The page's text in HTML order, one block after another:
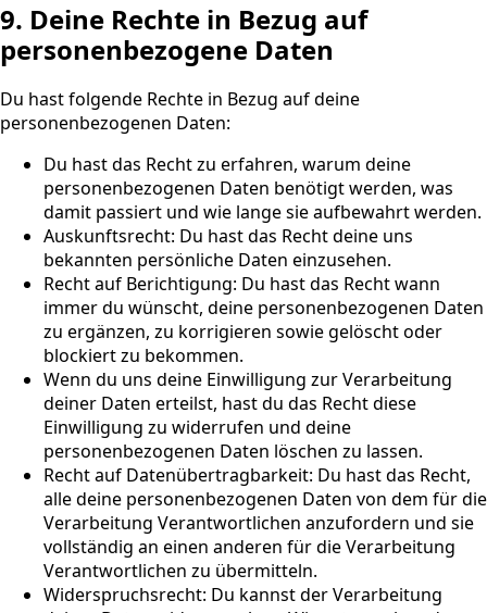
9. Deine Rechte in Bezug auf
personenbezogene Daten
Du hast folgende Rechte in Bezug auf deine
personenbezogenen Daten:
Du hast das Recht zu erfahren, warum deine
personenbezogenen Daten benötigt werden, was
damit passiert und wie lange sie aufbewahrt werden.
Auskunftsrecht: Du hast das Recht deine uns
bekannten persönliche Daten einzusehen.
Recht auf Berichtigung: Du hast das Recht wann
immer du wünscht, deine personenbezogenen Daten
zu ergänzen, zu korrigieren sowie gelöscht oder
blockiert zu bekommen.
Wenn du uns deine Einwilligung zur Verarbeitung
deiner Daten erteilst, hast du das Recht diese
Einwilligung zu widerrufen und deine
personenbezogenen Daten löschen zu lassen.
Recht auf Datenübertragbarkeit: Du hast das Recht,
alle deine personenbezogenen Daten von dem für die
Verarbeitung Verantwortlichen anzufordern und sie
vollständig an einen anderen für die Verarbeitung
Verantwortlichen zu übermitteln.
Widerspruchsrecht: Du kannst der Verarbeitung